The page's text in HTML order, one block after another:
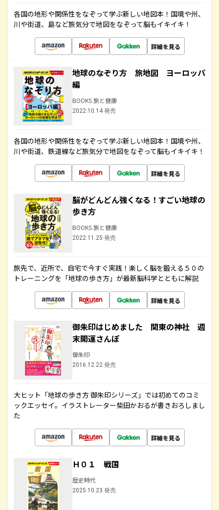
各国の地形や関係性をなぞって学ぶ新しい地図本！国境や州、
川や街道、島など旅気分で地図をなぞって脳もイキイキ！
詳細を見る
地球のなぞり方 旅地図 ヨーロッパ
編
BOOKS 旅と健康
2022.10.14 発売
各国の地形や関係性をなぞって学ぶ新しい地図本！国境や州、
川や街道、鉄道線など旅気分で地図をなぞって脳もイキイキ！
詳細を見る
脳がどんどん強くなる！すごい地球の
歩き方
BOOKS 旅と健康
2022.11.25 発売
旅先で、近所で、自宅で今すぐ実践！楽しく脳を鍛える５０の
トレーニングを「地球の歩き方」が最新脳科学とともに解説
詳細を見る
御朱印はじめました 関東の神社 週
末開運さんぽ
御朱印
2016.12.22 発売
大ヒット「地球の歩き方 御朱印シリーズ」では初めてのコミ
ックエッセイ。イラストレーター柴田かおるが書きおろしまし
た
詳細を見る
Ｈ０１ 戦国
歴史時代
2025.10.23 発売